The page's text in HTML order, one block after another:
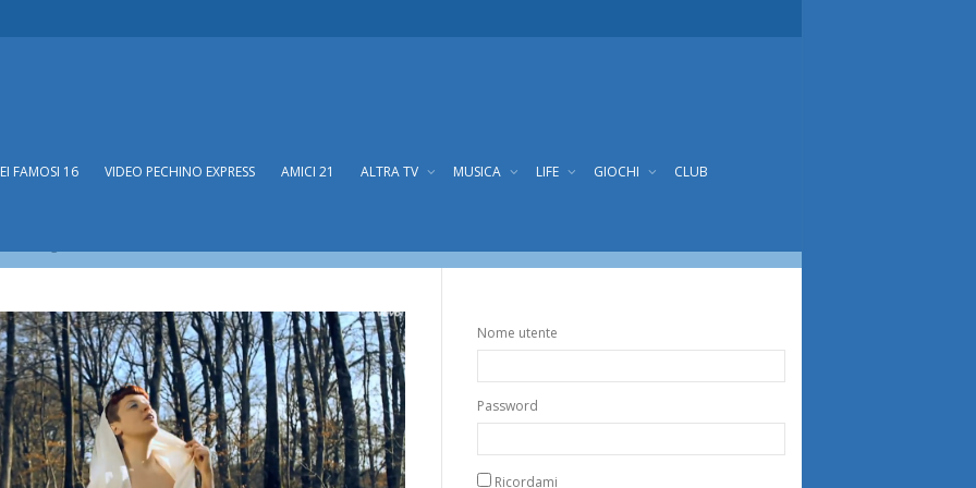
FAMOSI 16 VIDEO PECHINO EXPRESS AMICI 21 ALTRA TV MUSICA LIFE GIOCHI CLUB
del nuovo singolo di Noemi di Sanremo 2014
Nome utente
Password
Ricordami